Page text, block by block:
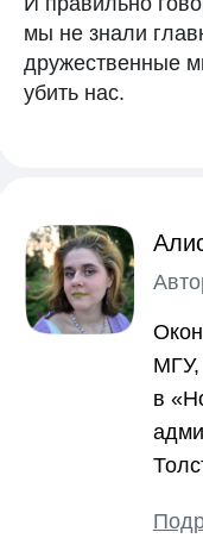
мы не знали
дружественные
убить нас.
Бесплатный календарь
прогнозами, ежедневным
подробной аналитикой
делиться циклом с
Научные источники
Пользовательское
Политика